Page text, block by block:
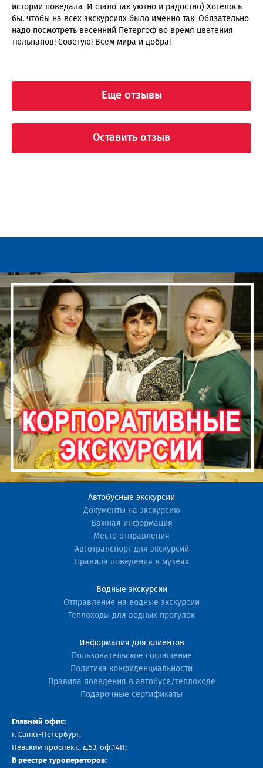
истории поведала. И стало так уютно и радостно) Хотелось
бы, чтобы на всех экскурсиях было именно так. Обязательно
надо посмотреть весенний Петергоф во время цветения
тюльпанов! Советую! Всем мира и добра!
Еще отзывы
Оставить отзыв
Автобусные экскурсии
Документы на экскурсию
Важная информация
Место отправления
Автотранспорт для экскурсий
Правила поведения в музеях
Водные экскурсии
Отправление на водные экскурсии
Теплоходы для водных прогулок
Информация для клиентов
Пользовательское соглашение
Политика конфиденциальности
Правила поведения в автобусе/теплоходе
Подарочные сертификаты
Главный офис:
г. Санкт-Петербург,
Невский проспект., д.53, оф.14H;
В реестре туроператоров: